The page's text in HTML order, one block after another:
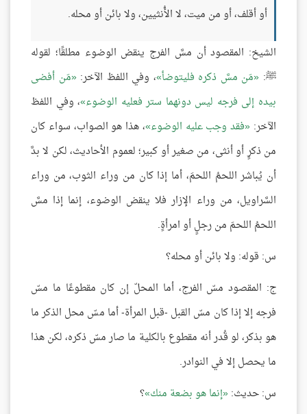
أو أقلف، أو من ميت، لا الأُنثيين، ولا بائن أو محله.
الشيخ: المقصود أن مسَّ الفرج ينقض الوضوء مطلقًا؛ لقوله
ﷺ: مَن مسَّ ذكره فليتوضأ ، وفي اللفظ الآخر: مَن أفضى
بيده إلى فرجه ليس دونهما ستر فعليه الوضوء ، وفي اللفظ
الآخر: فقد وجب عليه الوضوء ، هذا هو الصواب، سواء كان
من ذكرٍ أو أنثى، من صغير أو كبير؛ لعموم الأحاديث، لكن لا بدَّ
أن يُباشر اللحمُ اللحمَ، أما إذا كان من وراء الثوب، من وراء
السَّراويل، من وراء الإزار فلا ينقض الوضوء، إنما إذا مسَّ
اللحمُ اللحمَ من رجلٍ أو امرأةٍ.
س: قوله: ولا بائن أو محله؟
ج: المقصود مسّ الفرج، أما المحلّ إن كان مقطوعًا ما مسّ
فرجه إلا إذا كان مسّ القبل -قبل المرأة- أما مسّ محل الذكر ما
هو بذكر، لو قُدر أنه مقطوع بالكلية ما صار مسّ ذكره، لكن هذا
ما يحصل إلا في النوادر.
س: حديث: إنما هو بضعة منك ؟